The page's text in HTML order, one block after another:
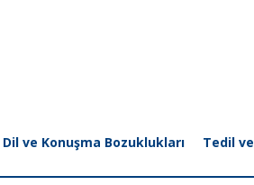
Dil ve Konuşma Bozuklukları Tedil